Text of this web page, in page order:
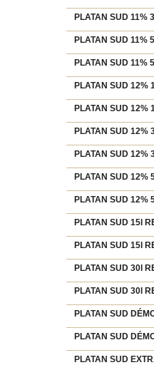
PLATAN SUD 11%
PLATAN SUD 11%
PLATAN SUD 11%
PLATAN SUD 12%
PLATAN SUD 12%
PLATAN SUD 12%
PLATAN SUD 12%
PLATAN SUD 12%
PLATAN SUD 12%
PLATAN SUD 15l
PLATAN SUD 15l
PLATAN SUD 30l
PLATAN SUD 30l
PLATAN SUD
PLATAN SUD
PLATAN SUD